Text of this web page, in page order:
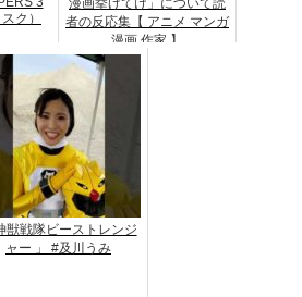
ク）
漫画挙げてけ」について読
者の反応集【 アニメ マンガ
漫画 作家 】
獣戦隊ビーストレンジ
ャー 」 #及川うみ